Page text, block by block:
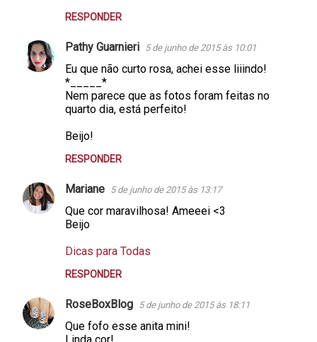
RESPONDER
Pathy Guarnieri 5 de junho de 2015 às 10:01
Eu que não curto rosa, achei esse liiindo!
*_____*
Nem parece que as fotos foram feitas no
quarto dia, está perfeito!
Beijo!
RESPONDER
Mariane 5 de junho de 2015 às 13:17
Que cor maravilhosa! Ameeei <3
Beijo
Dicas para Todas
RESPONDER
RoseBoxBlog 5 de junho de 2015 às 18:11
Que fofo esse anita mini!